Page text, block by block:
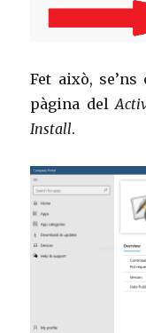
Fet això,
pàgina del
Install.